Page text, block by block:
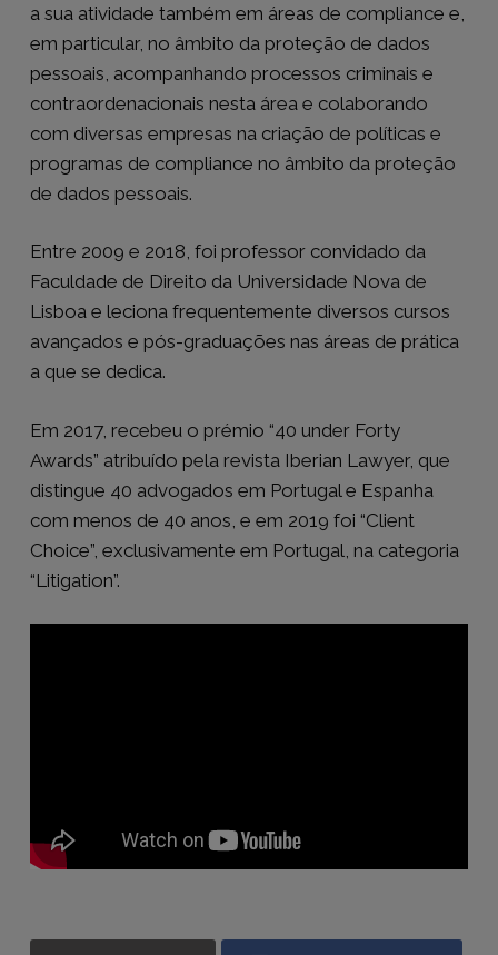
a sua atividade também em áreas de compliance e,
em particular, no âmbito da proteção de dados
pessoais, acompanhando processos criminais e
contraordenacionais nesta área e colaborando
com diversas empresas na criação de políticas e
programas de compliance no âmbito da proteção
de dados pessoais.
Entre 2009 e 2018, foi professor convidado da
Faculdade de Direito da Universidade Nova de
Lisboa e leciona frequentemente diversos cursos
avançados e pós-graduações nas áreas de prática
a que se dedica.
Em 2017, recebeu o prémio “40 under Forty
Awards” atribuído pela revista Iberian Lawyer, que
distingue 40 advogados em Portugal e Espanha
com menos de 40 anos, e em 2019 foi “Client
Choice”, exclusivamente em Portugal, na categoria
“Litigation”.